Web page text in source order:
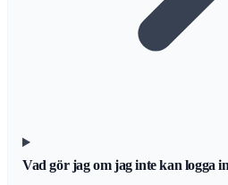
Vad gör jag om jag inte kan logga